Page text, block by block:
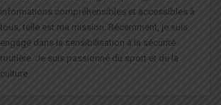
informations compréhensibles et accessibles à
tous, telle est ma mission. Récemment, je suis
engagé dans la sensibilisation à la sécurité
routière. Je suis passionné du sport et de la
culture.